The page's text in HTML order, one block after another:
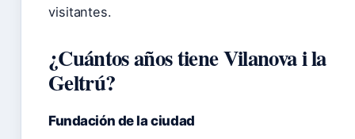
visitantes.
¿Cuántos años tiene Vilanova i la
Geltrú?
Fundación de la ciudad